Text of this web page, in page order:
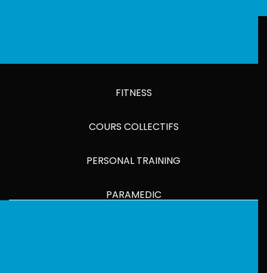
FITNESS
COURS COLLECTIFS
PERSONAL TRAINING
PARAMEDIC